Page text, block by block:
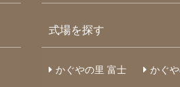
式場を探す
かぐやの里 富士 かぐ